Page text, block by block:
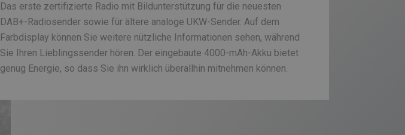
Das erste zertifizierte Radio mit Bildunterstützung für die neuesten
DAB+-Radiosender sowie für ältere analoge UKW-Sender. Auf dem
Farbdisplay können Sie weitere nützliche Informationen sehen, während
Sie Ihren Lieblingssender hören. Der eingebaute 4000-mAh-Akku bietet
genug Energie, so dass Sie ihn wirklich überallhin mitnehmen können.